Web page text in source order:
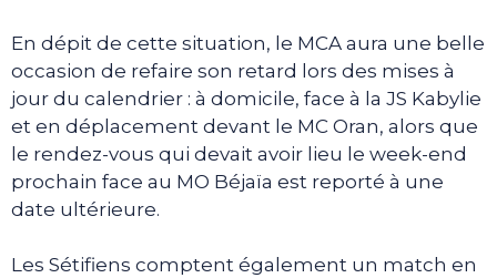
En dépit de cette situation, le MCA aura une belle
occasion de refaire son retard lors des mises à
jour du calendrier : à domicile, face à la JS Kabylie
et en déplacement devant le MC Oran, alors que
le rendez-vous qui devait avoir lieu le week-end
prochain face au MO Béjaïa est reporté à une
date ultérieure.
Les Sétifiens comptent également un match en